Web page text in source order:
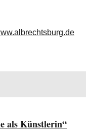
als Künstlerin“